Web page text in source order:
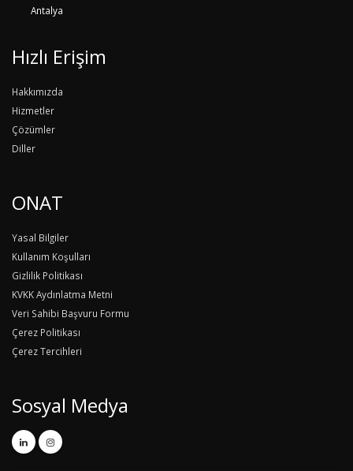
Antalya
Hızlı Erişim
Hakkımızda
Hizmetler
Çözümler
Diller
ONAT
Yasal Bilgiler
Kullanım Koşulları
Gizlilik Politikası
KVKK Aydınlatma Metni
Veri Sahibi Başvuru Formu
Çerez Politikası
Çerez Tercihleri
Sosyal Medya